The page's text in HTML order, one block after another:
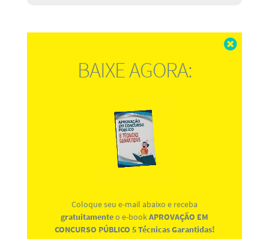
BAIXE AGORA:
Coloque seu e-mail abaixo e receba
gratuitamenteo e-bookAPROVAÇÃO EM
CONCURSO PÚBLICO 5 Técnicas Garantidas!
Fechar